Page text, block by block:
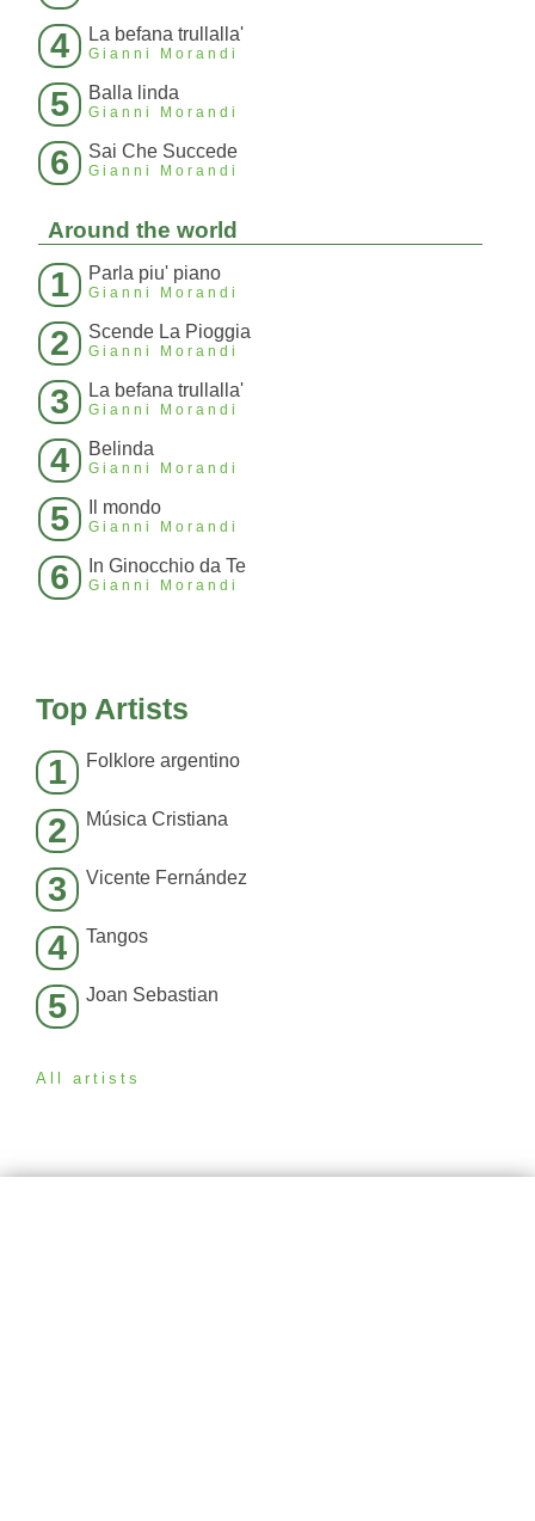
4 La befana trullalla'
Gianni Morandi
5 Balla linda
Gianni Morandi
6 Sai Che Succede
Gianni Morandi
Around the world
1 Parla piu' piano
Gianni Morandi
2 Scende La Pioggia
Gianni Morandi
3 La befana trullalla'
Gianni Morandi
4 Belinda
Gianni Morandi
5 Il mondo
Gianni Morandi
6 In Ginocchio da Te
Gianni Morandi
Top Artists
1 Folklore argentino
2 Música Cristiana
3 Vicente Fernández
4 Tangos
5 Joan Sebastian
All artists